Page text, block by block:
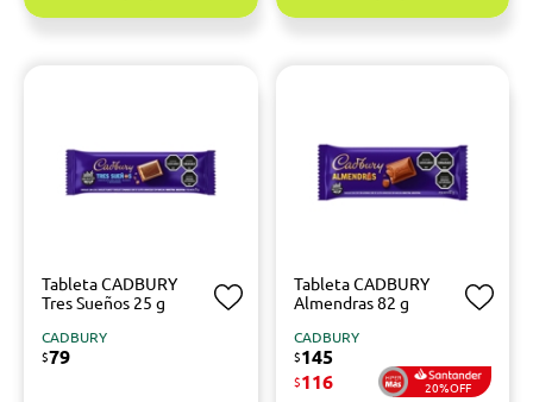
Tableta CADBURY
Tres Sueños 25 g
CADBURY
$79
Tableta CADBURY
Almendras 82 g
CADBURY
$145
$116 20%OFF